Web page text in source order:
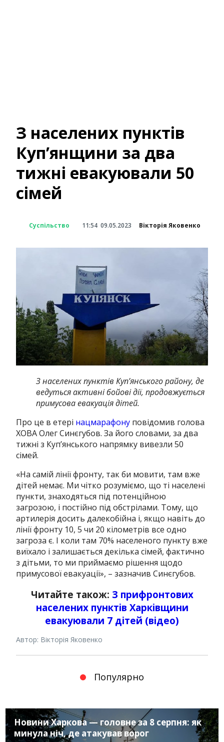
З населених пунктів
Куп’янщини за два
тижні евакуювали 50
сімей
Суспільство 11:54 09.05.2023 Вікторія Яковенко
З населених пунктів Куп’янського району, де
ведуться активні бойові дії, продовжується
примусова евакуація дітей.
Про це в етері нацмарафону повідомив голова
ХОВА Олег Синєгубов. За його словами, за два
тижні з Куп’янського напрямку вивезли 50
сімей.
«На самій лінії фронту, так би мовити, там вже
дітей немає. Ми чітко розуміємо, що ті населені
пункти, знаходяться під потенційною
загрозою, і постійно під обстрілами. Тому, що
артилерія досить далекобійна і, якщо навіть до
лінії фронту 10, 5 чи 20 кілометрів все одно
загроза є. І коли там 70% населеного пункту вже
виїхало і залишається декілька сімей, фактично
з дітьми, то ми приймаємо рішення щодо
примусової евакуації», – зазначив Синєгубов.
Читайте також: З прифронтових
населених пунктів Харківщини
евакуювали 7 дітей (відео)
Автор: Вікторія Яковенко
Популярно
Новини Харкова — головне за 8 серпня: як
минула ніч, де атакував ворог